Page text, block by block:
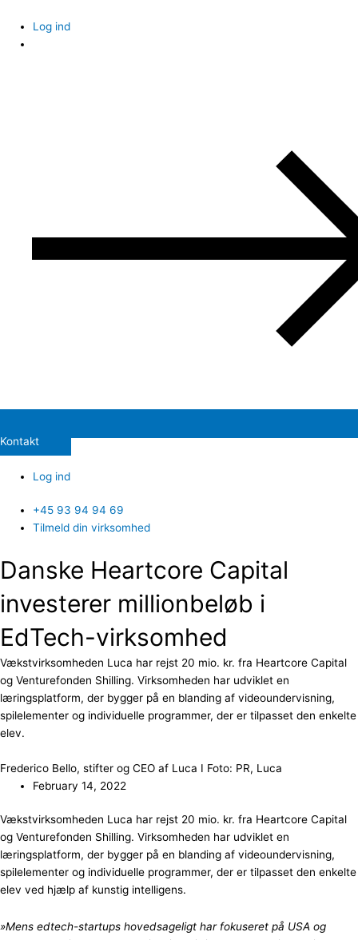
content
Log ind
Kontakt
Log ind
+45 93 94 94 69
Tilmeld din virksomhed
Danske Heartcore Capital
investerer millionbeløb i
EdTech-virksomhed
Vækstvirksomheden Luca har rejst 20 mio. kr. fra Heartcore Capital
og Venturefonden Shilling. Virksomheden har udviklet en
læringsplatform, der bygger på en blanding af videoundervisning,
spilelementer og individuelle programmer, der er tilpasset den enkelte
elev.
Frederico Bello, stifter og CEO af Luca I Foto: PR, Luca
February 14, 2022
Vækstvirksomheden Luca har rejst 20 mio. kr. fra Heartcore Capital
og Venturefonden Shilling. Virksomheden har udviklet en
læringsplatform, der bygger på en blanding af videoundervisning,
spilelementer og individuelle programmer, der er tilpasset den enkelte
elev ved hjælp af kunstig intelligens.
»Mens edtech-startups hovedsageligt har fokuseret på USA og